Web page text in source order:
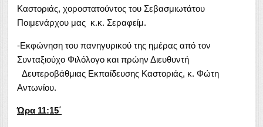
Καστοριάς, χοροστατούντος του Σεβασμιωτάτου
Ποιμενάρχου μας κ.κ. Σεραφείμ.
-Εκφώνηση του πανηγυρικού της ημέρας από τον
Συνταξιούχο Φιλόλογο και πρώην Διευθυντή
Δευτεροβάθμιας Εκπαίδευσης Καστοριάς, κ. Φώτη
Αντωνίου.
Ώρα 11:15΄